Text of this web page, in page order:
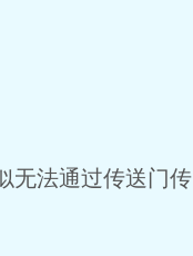
无法通过传送门传